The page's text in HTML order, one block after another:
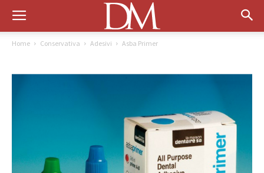
Home Conservativa Adesivi Asba Primer